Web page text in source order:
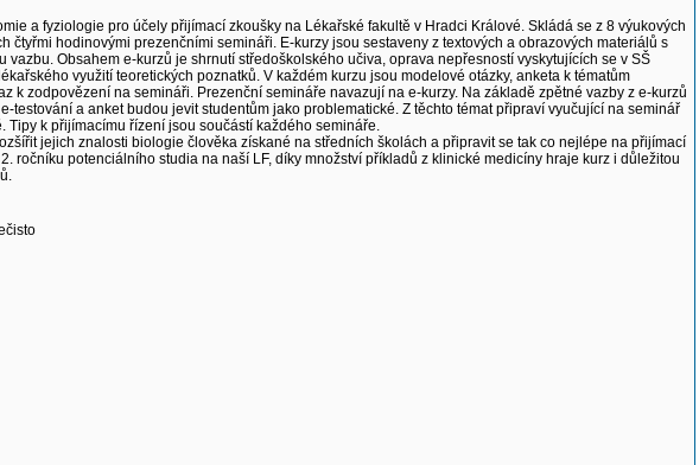
a fyziologie pro účely přijímací zkoušky na Lékařské fakultě v Hradci Králové. Skládá se z 8 výukových
hodinovými prezenčními semináři. E-kurzy jsou sestaveny z textových a obrazových materiálů s
Obsahem e-kurzů je shrnutí středoškolského učiva, oprava nepřesností vyskytujících se v SŠ
využití teoretických poznatků. V každém kurzu jsou modelové otázky, anketa k tématům
k zodpovězení na semináři. Prezenční semináře navazují na e-kurzy. Na základě zpětné vazby z e-kurzů
testování a anket budou jevit studentům jako problematické. Z těchto témat připraví vyučující na seminář
k přijímacímu řízení jsou součástí každého semináře.
jejich znalosti biologie člověka získané na středních školách a připravit se tak co nejlépe na přijímací
ročníku potenciálního studia na naší LF, díky množství příkladů z klinické medicíny hraje kurz i důležitou